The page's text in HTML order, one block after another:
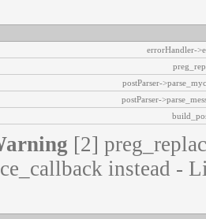
errorHandler-
postParser-
postParser-
[2]
instead -